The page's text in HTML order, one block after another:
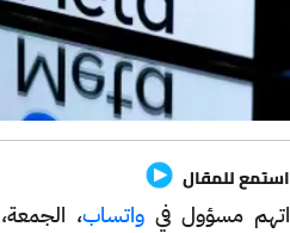
استمع للمقال
اتهم مسؤول فيواتساب،